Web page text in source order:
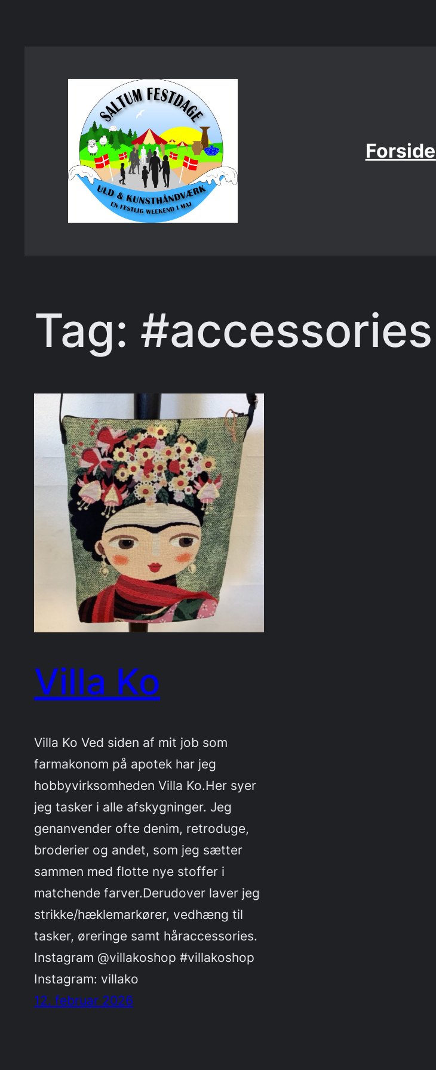
Forside
Tag: #accessories
Villa Ko
Villa Ko Ved siden af mit job som
farmakonom på apotek har jeg
hobbyvirksomheden Villa Ko.Her syer
jeg tasker i alle afskygninger. Jeg
genanvender ofte denim, retroduge,
broderier og andet, som jeg sætter
sammen med flotte nye stoffer i
matchende farver.Derudover laver jeg
strikke/hæklemarkører, vedhæng til
tasker, øreringe samt håraccessories.
Instagram @villakoshop #villakoshop
Instagram: villako
12. februar 2026